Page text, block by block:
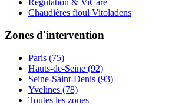
Chaudières fioul Vitoladens
Zones d'intervention
Paris (75)
Hauts-de-Seine (92)
Seine-Saint-Denis (93)
Yvelines (78)
Toutes les zones